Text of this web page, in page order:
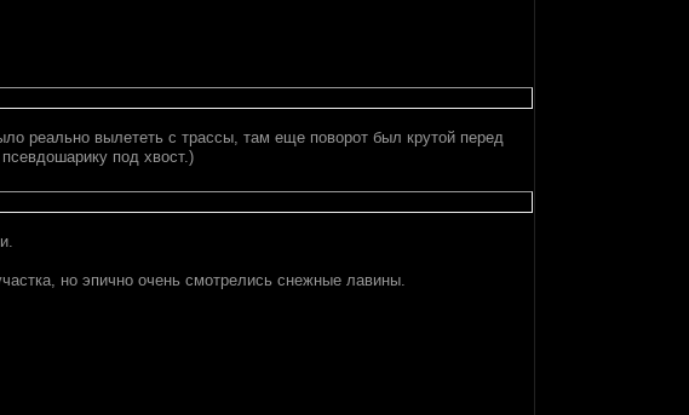
реально вылететь с трассы, там еще поворот был крутой перед
под хвост.)
но эпично очень смотрелись снежные лавины.